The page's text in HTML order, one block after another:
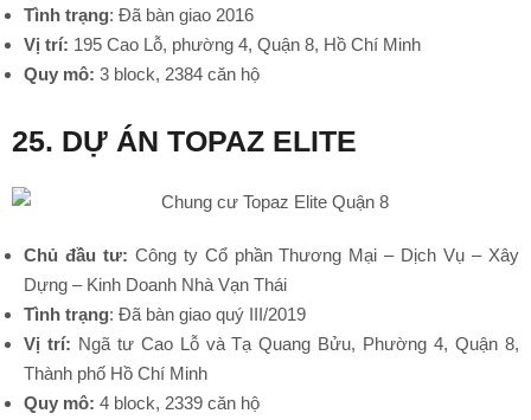
Tình trạng: Đã bàn giao 2016
Vị trí: 195 Cao Lỗ, phường 4, Quận 8, Hồ Chí Minh
Quy mô: 3 block, 2384 căn hộ
25. DỰ ÁN TOPAZ ELITE
Chủ đầu tư: Công ty Cổ phần Thương Mại – Dịch Vụ – Xây
Dựng – Kinh Doanh Nhà Vạn Thái
Tình trạng: Đã bàn giao quý III/2019
Vị trí: Ngã tư Cao Lỗ và Tạ Quang Bửu, Phường 4, Quận 8,
Thành phố Hồ Chí Minh
Quy mô: 4 block, 2339 căn hộ